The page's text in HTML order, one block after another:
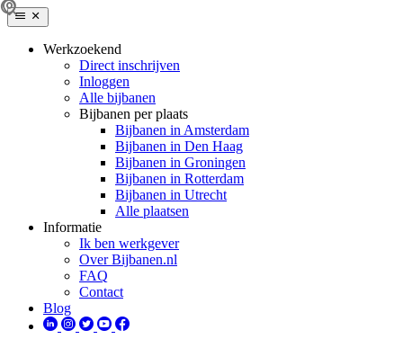
Werkzoekend
Direct inschrijven
Inloggen
Alle bijbanen
Bijbanen per plaats
Bijbanen in Amsterdam
Bijbanen in Den Haag
Bijbanen in Groningen
Bijbanen in Rotterdam
Bijbanen in Utrecht
Alle plaatsen
Informatie
Ik ben werkgever
Over Bijbanen.nl
FAQ
Contact
Blog